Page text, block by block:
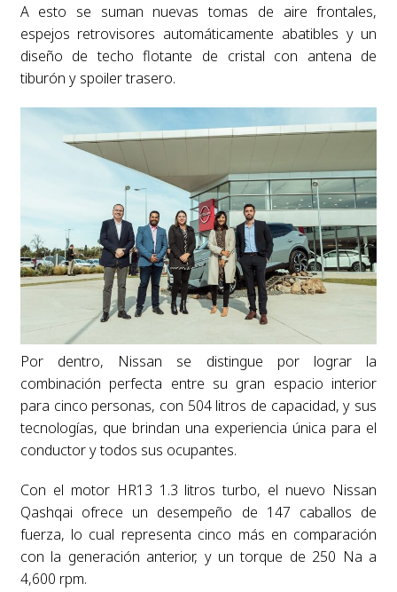
A esto se suman nuevas tomas de aire frontales,
espejos retrovisores automáticamente abatibles y un
diseño de techo flotante de cristal con antena de
tiburón y spoiler trasero.
Por dentro, Nissan se distingue por lograr la
combinación perfecta entre su gran espacio interior
para cinco personas, con 504 litros de capacidad, y sus
tecnologías, que brindan una experiencia única para el
conductor y todos sus ocupantes.
Con el motor HR13 1.3 litros turbo, el nuevo Nissan
Qashqai ofrece un desempeño de 147 caballos de
fuerza, lo cual representa cinco más en comparación
con la generación anterior, y un torque de 250 Na a
4,600 rpm.